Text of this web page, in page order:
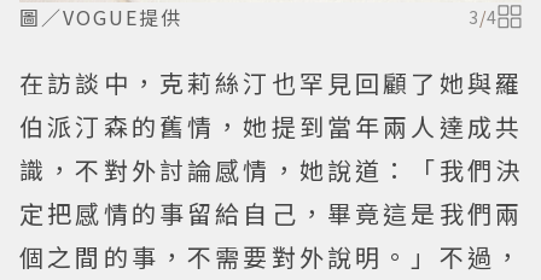
圖／VOGUE提供 3/4
在訪談中，克莉絲汀也罕見回顧了她與羅
伯派汀森的舊情，她提到當年兩人達成共
識，不對外討論感情，她說道：「我們決
定把感情的事留給自己，畢竟這是我們兩
個之間的事，不需要對外說明。」不過，